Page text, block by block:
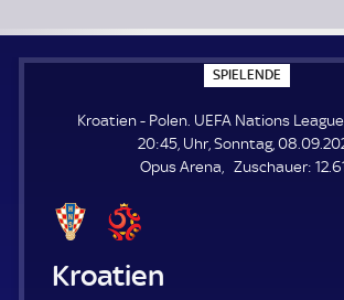
SPIELENDE
P
E
L
E
N
Kroatien - Polen. UEFA Nations League
20:45, Uhr, Sonntag,
Opus Arena
Zuschauer: Z
Kroatien